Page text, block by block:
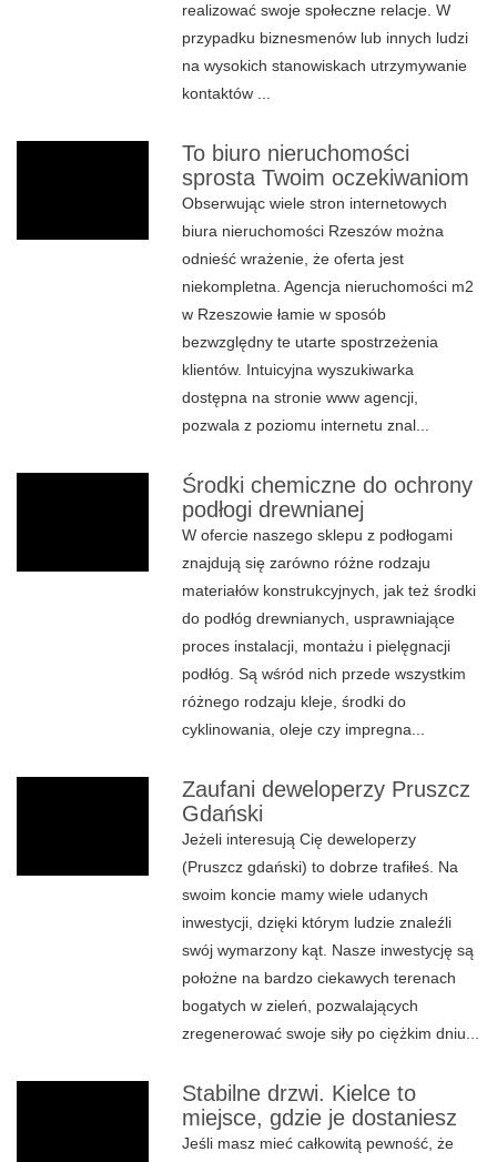
realizować swoje społeczne relacje. W
przypadku biznesmenów lub innych ludzi
na wysokich stanowiskach utrzymywanie
kontaktów ...
To biuro nieruchomości
sprosta Twoim oczekiwaniom
Obserwując wiele stron internetowych
biura nieruchomości Rzeszów można
odnieść wrażenie, że oferta jest
niekompletna. Agencja nieruchomości m2
w Rzeszowie łamie w sposób
bezwzględny te utarte spostrzeżenia
klientów. Intuicyjna wyszukiwarka
dostępna na stronie www agencji,
pozwala z poziomu internetu znal...
Środki chemiczne do ochrony
podłogi drewnianej
W ofercie naszego sklepu z podłogami
znajdują się zarówno różne rodzaju
materiałów konstrukcyjnych, jak też środki
do podłóg drewnianych, usprawniające
proces instalacji, montażu i pielęgnacji
podłóg. Są wśród nich przede wszystkim
różnego rodzaju kleje, środki do
cyklinowania, oleje czy impregna...
Zaufani deweloperzy Pruszcz
Gdański
Jeżeli interesują Cię deweloperzy
(Pruszcz gdański) to dobrze trafiłeś. Na
swoim koncie mamy wiele udanych
inwestycji, dzięki którym ludzie znaleźli
swój wymarzony kąt. Nasze inwestycję są
położne na bardzo ciekawych terenach
bogatych w zieleń, pozwalających
zregenerować swoje siły po ciężkim dniu...
Stabilne drzwi. Kielce to
miejsce, gdzie je dostaniesz
Jeśli masz mieć całkowitą pewność, że